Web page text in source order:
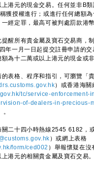
港元的現金交易。任何並非B
獲授權進行；或進行任何總額
經定罪，最高可被判處罰款港
所有貴金屬及寶石交易商，
年一月一日起提交註冊申請的
為十二萬或以上港元的現金或非
格、程序和指引，可瀏覽「
）或香港海關
tc/service-enforcement-
of-dealers-in-precious-
。
十四小時熱線2545 6182，
）或網上表格
form/ced002 ）舉報懷疑在
港元的相關貴金屬及寶石交易。